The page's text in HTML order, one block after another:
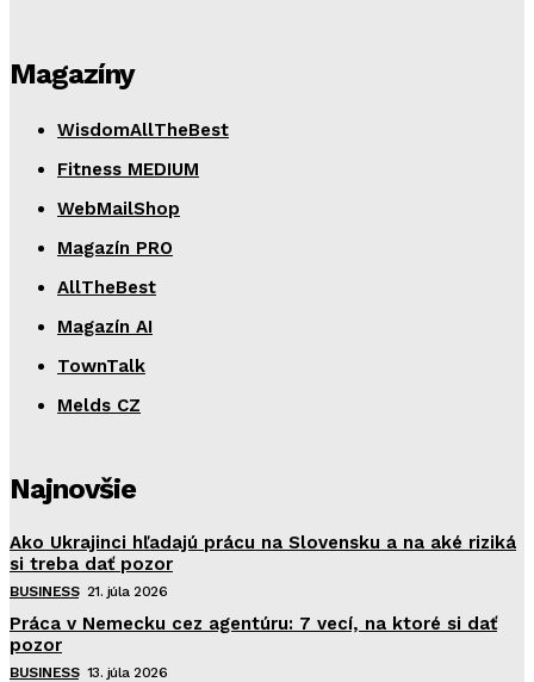
Magazíny
WisdomAllTheBest
Fitness MEDIUM
WebMailShop
Magazín PRO
AllTheBest
Magazín AI
TownTalk
Melds CZ
Najnovšie
Ako Ukrajinci hľadajú prácu na Slovensku a na aké riziká
si treba dať pozor
BUSINESS 21. júla 2026
Práca v Nemecku cez agentúru: 7 vecí, na ktoré si dať
pozor
BUSINESS 13. júla 2026